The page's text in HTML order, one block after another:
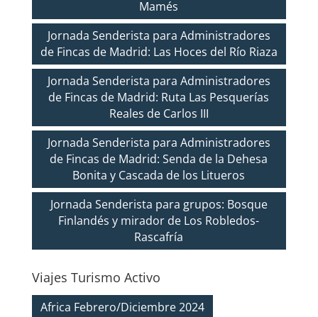
Mamés
Jornada Senderista para Administradores
de Fincas de Madrid: Las Hoces del Río Riaza
Jornada Senderista para Administradores
de Fincas de Madrid: Ruta Las Pesquerías
Reales de Carlos III
Jornada Senderista para Administradores
de Fincas de Madrid: Senda de la Dehesa
Bonita y Cascada de los Litueros
Jornada Senderista para grupos: Bosque
Finlandés y mirador de Los Robledos-
Rascafría
Viajes Turismo Activo
Africa Febrero/Diciembre 2024